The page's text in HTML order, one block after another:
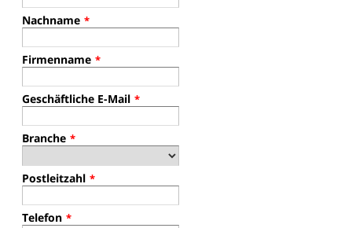
Nachname *
Firmenname *
Geschäftliche E-Mail *
Branche *
Postleitzahl *
Telefon *